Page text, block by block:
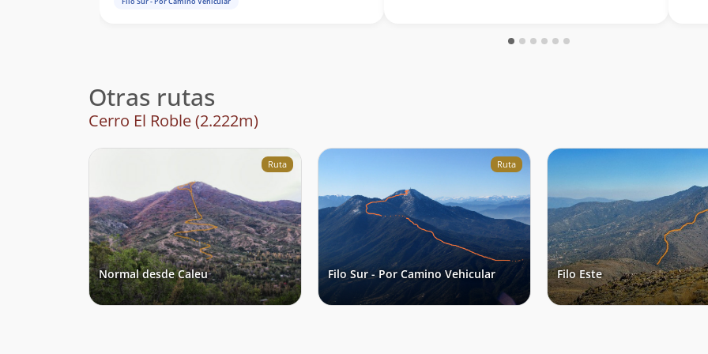
Otras rutas
Cerro El Roble (2.222m)
Ruta
Normal desde Caleu
Ruta
Filo Sur - Por Camino Vehicular Filo Este